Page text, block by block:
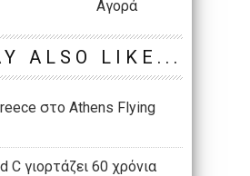
Αγορά
ALSO LIKE...
στο Athens Flying
C γιορτάζει 60 χρόνια